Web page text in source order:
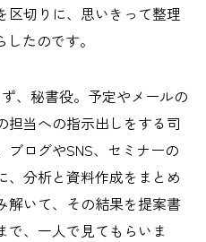
区切りに、思いきって整理
たのです。
、秘書役。予定やメールの
担当への指示出しをする司
ログやSNS、セミナーの
、分析と資料作成をまとめ
解いて、その結果を提案書
で、一人で見てもらいま